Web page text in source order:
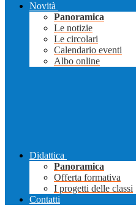
Novità
Panoramica
Le notizie
Le circolari
Calendario eventi
Albo online
Didattica
Panoramica
Offerta formativa
I progetti delle classi
Contatti